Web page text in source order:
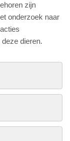
zijn
onderzoek naar
dieren.